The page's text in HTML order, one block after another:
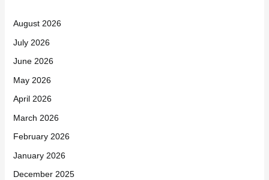
August 2026
July 2026
June 2026
May 2026
April 2026
March 2026
February 2026
January 2026
December 2025